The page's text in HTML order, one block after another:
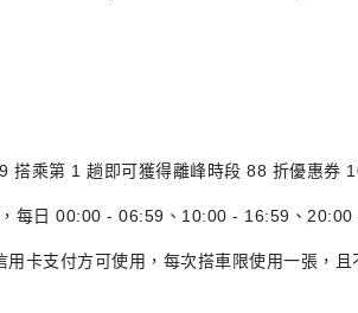
乘第 1 趟即可獲得離峰時段 88 折優惠券
每日 00:00 - 06:59、10:00 - 16:59、20:00
卡支付方可使用，每次搭車限使用一張，且